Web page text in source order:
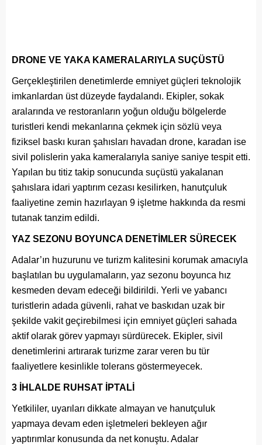
DRONE VE YAKA KAMERALARIYLA SUÇÜSTÜ
Gerçekleştirilen denetimlerde emniyet güçleri teknolojik
imkanlardan üst düzeyde faydalandı. Ekipler, sokak
aralarında ve restoranların yoğun olduğu bölgelerde
turistleri kendi mekanlarına çekmek için sözlü veya
fiziksel baskı kuran şahısları havadan drone, karadan ise
sivil polislerin yaka kameralarıyla saniye saniye tespit etti.
Yapılan bu titiz takip sonucunda suçüstü yakalanan
şahıslara idari yaptırım cezası kesilirken, hanutçuluk
faaliyetine zemin hazırlayan 9 işletme hakkında da resmi
tutanak tanzim edildi.
YAZ SEZONU BOYUNCA DENETİMLER SÜRECEK
Adalar’ın huzurunu ve turizm kalitesini korumak amacıyla
başlatılan bu uygulamaların, yaz sezonu boyunca hız
kesmeden devam edeceği bildirildi. Yerli ve yabancı
turistlerin adada güvenli, rahat ve baskıdan uzak bir
şekilde vakit geçirebilmesi için emniyet güçleri sahada
aktif olarak görev yapmayı sürdürecek. Ekipler, sivil
denetimlerini artırarak turizme zarar veren bu tür
faaliyetlere kesinlikle tolerans göstermeyecek.
3 İHLALDE RUHSAT İPTALİ
Yetkililer, uyarıları dikkate almayan ve hanutçuluk
yapmaya devam eden işletmeleri bekleyen ağır
yaptırımlar konusunda da net konuştu. Adalar